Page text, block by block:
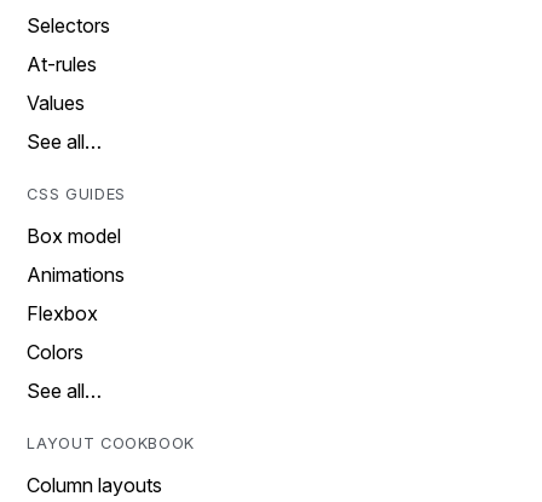
Selectors
At-rules
Values
See all…
CSS GUIDES
Box model
Animations
Flexbox
Colors
See all…
LAYOUT COOKBOOK
Column layouts